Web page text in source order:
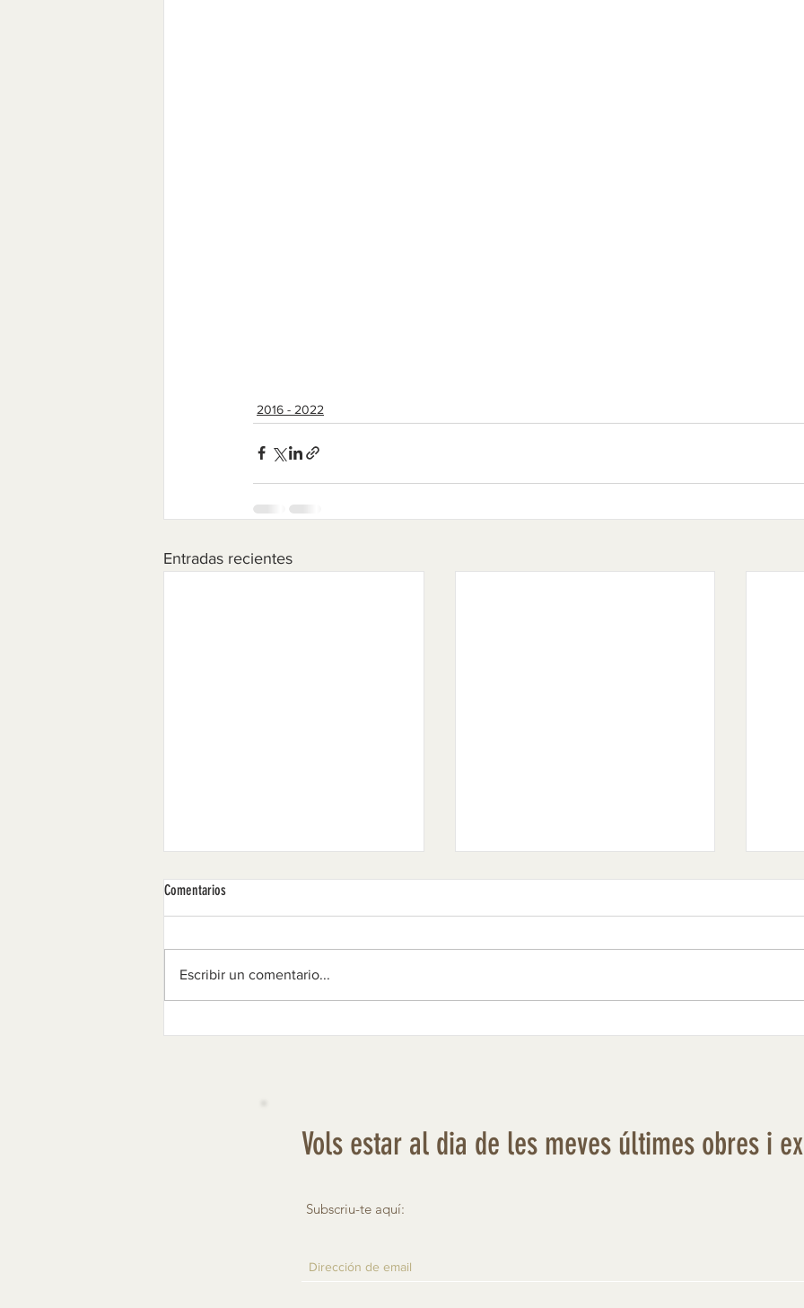
2016 - 2022
Entradas recientes
Tintes: retrat i perfil
El Mar
Comentarios
Escribir un comentario...
Vols estar al dia de les meves últimes obres i
Subscriu-te aquí: